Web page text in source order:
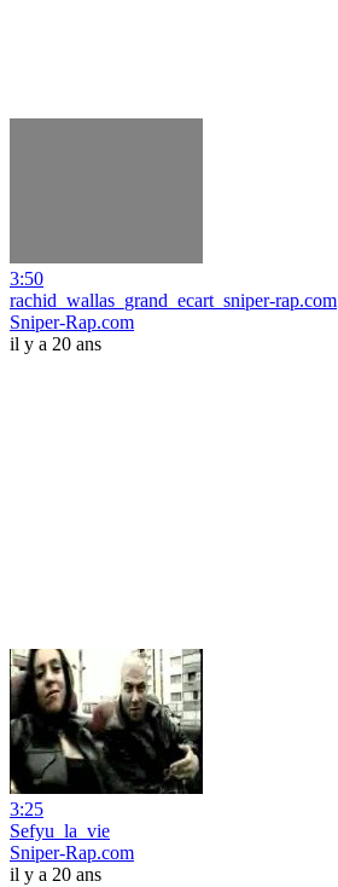
3:50
rachid_wallas_grand_ecart_sniper-rap.com
Sniper-Rap.com
il y a 20 ans
3:25
Sefyu_la_vie
Sniper-Rap.com
il y a 20 ans